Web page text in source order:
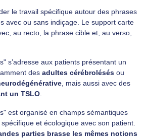
le travail spécifique autour des phrases
avec ou sans indiçage. Le support carte
au recto, la phrase cible et, au verso,
s’adresse aux patients présentant un
des adultes cérébrolésés ou
, mais aussi avec des
un TSLO
est organisé en champs sémantiques
et écologique avec son patient.
parties brasse les mêmes notions